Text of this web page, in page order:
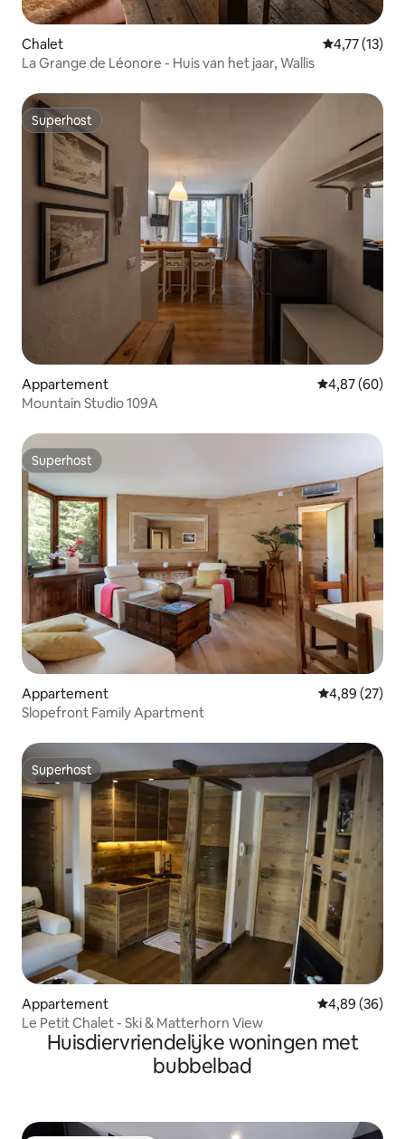
Chalet Gemiddelde
4,77 (13)
La Grange de Léonore - Huis van het jaar, Wallis
Superhost
Superhost
Appartement Gemiddelde
4,87 (60)
Mountain Studio 109A
Superhost
Superhost
Appartement Gemiddelde
4,89 (27)
Slopefront Family Apartment
Superhost
Superhost
Appartement Gemiddelde
4,89 (36)
Le Petit Chalet - Ski & Matterhorn View
Huisdiervriendelijke woningen met
bubbelbad